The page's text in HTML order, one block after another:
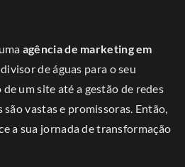
agência de marketing em
de águas para o seu
um site até a gestão de redes
vastas e promissoras. Então,
a sua jornada de transformação